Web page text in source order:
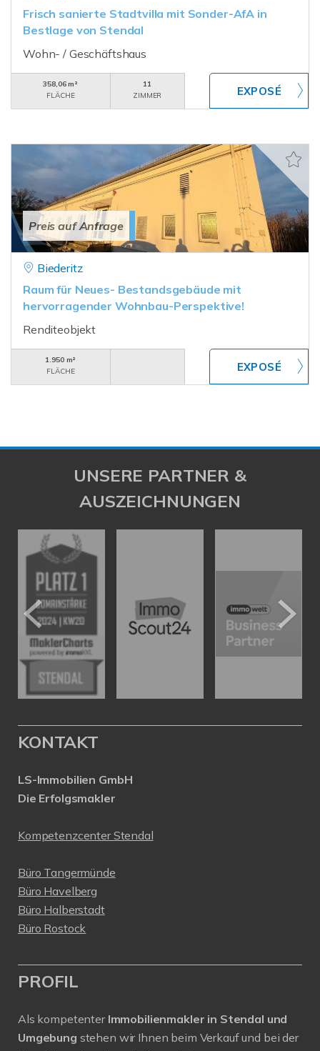
Frisch sanierte Stadtvilla mit Sonder-AfA in
Bestlage von Stendal
Wohn- / Geschäftshaus
358,06 m²
FLÄCHE
11
ZIMMER
Preis auf Anfrage
Biederitz
Raum für Neues- Bestandsgebäude mit
hervorragender Wohnbau-Perspektive!
Renditeobjekt
1.950 m²
FLÄCHE
UNSERE PARTNER &
AUSZEICHNUNGEN
KONTAKT
LS-Immobilien GmbH
Die Erfolgsmakler
Kompetenzcenter Stendal
Büro Tangermünde
Büro Havelberg
Büro Halberstadt
Büro Rostock
PROFIL
Als kompetenter Immobilienmakler in Stendal und
Umgebung stehen wir Ihnen beim Verkauf und bei der